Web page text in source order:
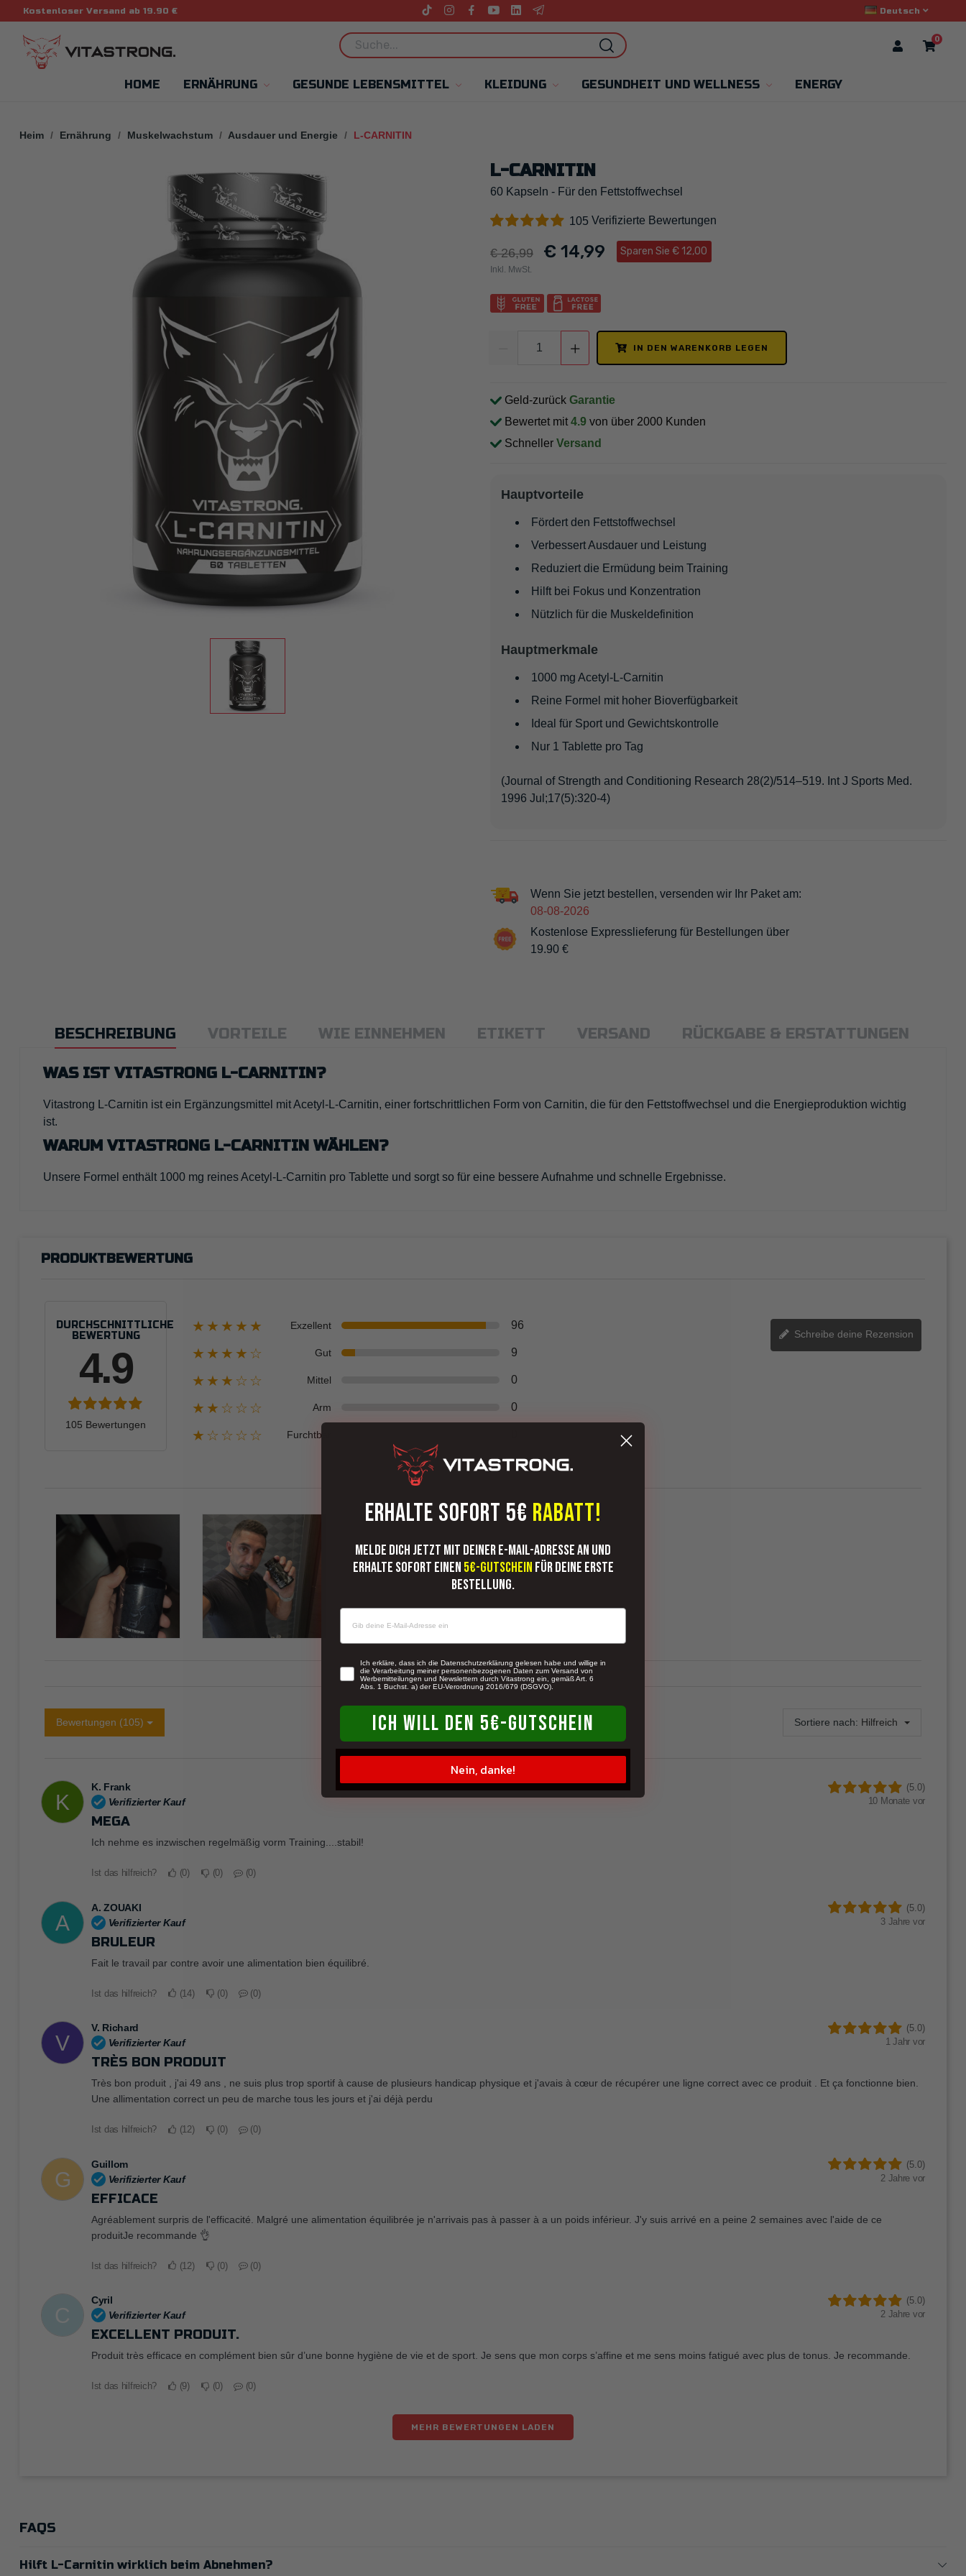
Kostenloser Versand ab 19.90 € Deutsch
0
HOME ERNÄHRUNG GESUNDE LEBENSMITTEL KLEIDUNG GESUNDHEIT UND WELLNESS ENERGY
Heim Ernährung Muskelwachstum Ausdauer und Energie L-CARNITIN
L-CARNITIN
60 Kapseln - Für den Fettstoffwechsel
105 Verifizierte Bewertungen
€ 26,99 € 14,99 Sparen Sie € 12,00
Inkl. MwSt.
IN DEN WARENKORB LEGEN
Geld-zurück Garantie
Bewertet mit 4.9 von über 2000 Kunden
Schneller Versand
Hauptvorteile
Fördert den Fettstoffwechsel
Verbessert Ausdauer und Leistung
Reduziert die Ermüdung beim Training
Hilft bei Fokus und Konzentration
Nützlich für die Muskeldefinition
Hauptmerkmale
1000 mg Acetyl-L-Carnitin
Reine Formel mit hoher Bioverfügbarkeit
Ideal für Sport und Gewichtskontrolle
Nur 1 Tablette pro Tag
(Journal of Strength and Conditioning Research 28(2)/514–519. Int J Sports Med.
1996 Jul;17(5):320-4)
Wenn Sie jetzt bestellen, versenden wir Ihr Paket am:
08-08-2026
Kostenlose Expresslieferung für Bestellungen über
19.90 €
BESCHREIBUNG VORTEILE WIE EINNEHMEN ETIKETT VERSAND RÜCKGABE & ERSTATTUNGEN
WAS IST VITASTRONG L-CARNITIN?
Vitastrong L-Carnitin ist ein Ergänzungsmittel mit Acetyl-L-Carnitin, einer fortschrittlichen Form von Carnitin, die für den Fettstoffwechsel und die Energieproduktion wichtig
ist.
WARUM VITASTRONG L-CARNITIN WÄHLEN?
Unsere Formel enthält 1000 mg reines Acetyl-L-Carnitin pro Tablette und sorgt so für eine bessere Aufnahme und schnelle Ergebnisse.
PRODUKTBEWERTUNG
DURCHSCHNITTLICHE
BEWERTUNG
4.9
105 Bewertungen
★★★★★ Exzellent 96
★★★★☆ Gut 9
★★★☆☆ Mittel 0
★★☆☆☆ Arm 0
★☆☆☆☆ Furchtbar
Schreibe deine Rezension
Bewertungen (105) Sortiere nach: Hilfreich
K
K. Frank
Verifizierter Kauf
(5.0)
10 Monate vor
MEGA
Ich nehme es inzwischen regelmäßig vorm Training....stabil!
Ist das hilfreich? 0 0 0
A
A. ZOUAKI
Verifizierter Kauf
(5.0)
3 Jahre vor
BRULEUR
Fait le travail par contre avoir une alimentation bien équilibré.
Ist das hilfreich? 14 0 0
V
V. Richard
Verifizierter Kauf
(5.0)
1 Jahr vor
TRÈS BON PRODUIT
Très bon produit , j'ai 49 ans , ne suis plus trop sportif à cause de plusieurs handicap physique et j'avais à cœur de récupérer une ligne correct avec ce produit . Et ça fonctionne bien.
Une allimentation correct un peu de marche tous les jours et j'ai déjà perdu
Ist das hilfreich? 12 0 0
G
Guillom
Verifizierter Kauf
(5.0)
2 Jahre vor
EFFICACE
Agréablement surpris de l'efficacité. Malgré une alimentation équilibrée je n'arrivais pas à passer à a un poids inférieur. J'y suis arrivé en a peine 2 semaines avec l'aide de ce
produitJe recommande 👌
Ist das hilfreich? 12 0 0
C
Cyril
Verifizierter Kauf
(5.0)
2 Jahre vor
EXCELLENT PRODUIT.
Produit très efficace en complément bien sûr d’une bonne hygiène de vie et de sport. Je sens que mon corps s’affine et me sens moins fatigué avec plus de tonus. Je recommande.
Ist das hilfreich? 9 0 0
MEHR BEWERTUNGEN LADEN
FAQS
Hilft L-Carnitin wirklich beim Abnehmen?
ERHALTE SOFORT 5€ RABATT!
Melde dich jetzt mit deiner E-Mail-Adresse an und
erhalte sofort einen 5€-Gutschein für deine erste
Bestellung.
newsletterIch erkläre, dass ich die Datenschutzerklärung gelesen habe und willige in
die Verarbeitung meiner personenbezogenen Daten zum Versand von
Werbemitteilungen und Newslettern durch Vitastrong ein, gemäß Art. 6
Abs. 1 Buchst. a) der EU-Verordnung 2016/679 (DSGVO).
ICH WILL DEN 5€-GUTSCHEIN
Nein, danke!